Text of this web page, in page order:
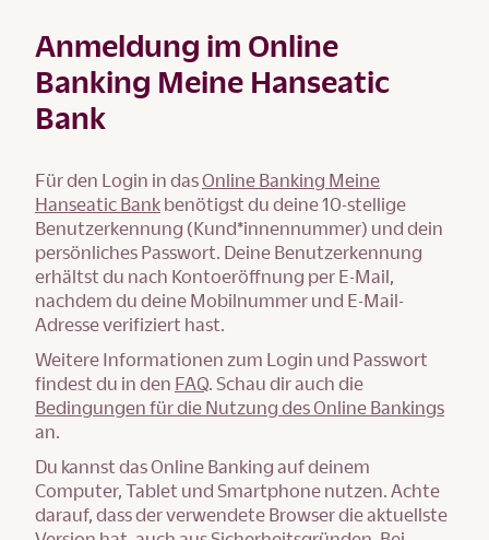
Anmeldung im Online
Banking Meine Hanseatic
Bank
Für den Login in dasOnline Banking Meine
Hanseatic Bank benötigst du deine 10-stellige
Benutzerkennung (Kund*innennummer) und dein
persönliches Passwort. Deine Benutzerkennung
erhältst du nach Kontoeröffnung per E-Mail,
nachdem du deine Mobilnummer und E-Mail-
Adresse verifiziert hast.
Weitere Informationen zum Login und Passwort
findest du in den FAQ. Schau dir auch die
Bedingungen für die Nutzung des Online Bankings
an.
Du kannst das Online Banking auf deinem
Computer, Tablet und Smartphone nutzen. Achte
darauf, dass der verwendete Browser die aktuellste